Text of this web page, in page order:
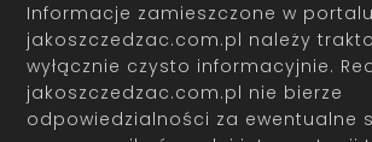
Informacje zamieszczone w portalu
jakoszczedzac.com.pl należy
wyłącznie czysto informacyjnie.
jakoszczedzac.com.pl nie bierze
odpowiedzialności za ewentualne